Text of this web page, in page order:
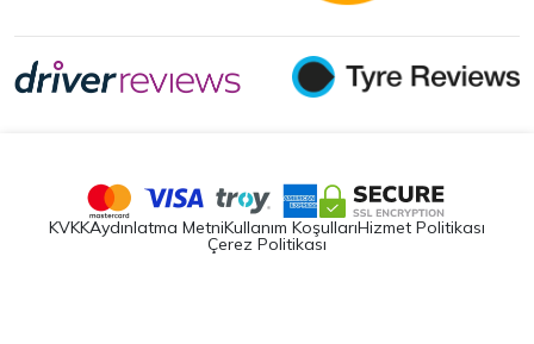
KVKKAydınlatma MetniKullanım KoşullarıHizmet Politikası
Çerez Politikası